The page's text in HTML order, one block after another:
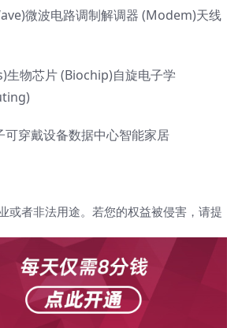
微波电路调制解调器 (Modem)天线
物芯片 (Biochip)自旋电子学
穿戴设备数据中心智能家居
或者非法用途。若您的权益被侵害，请提